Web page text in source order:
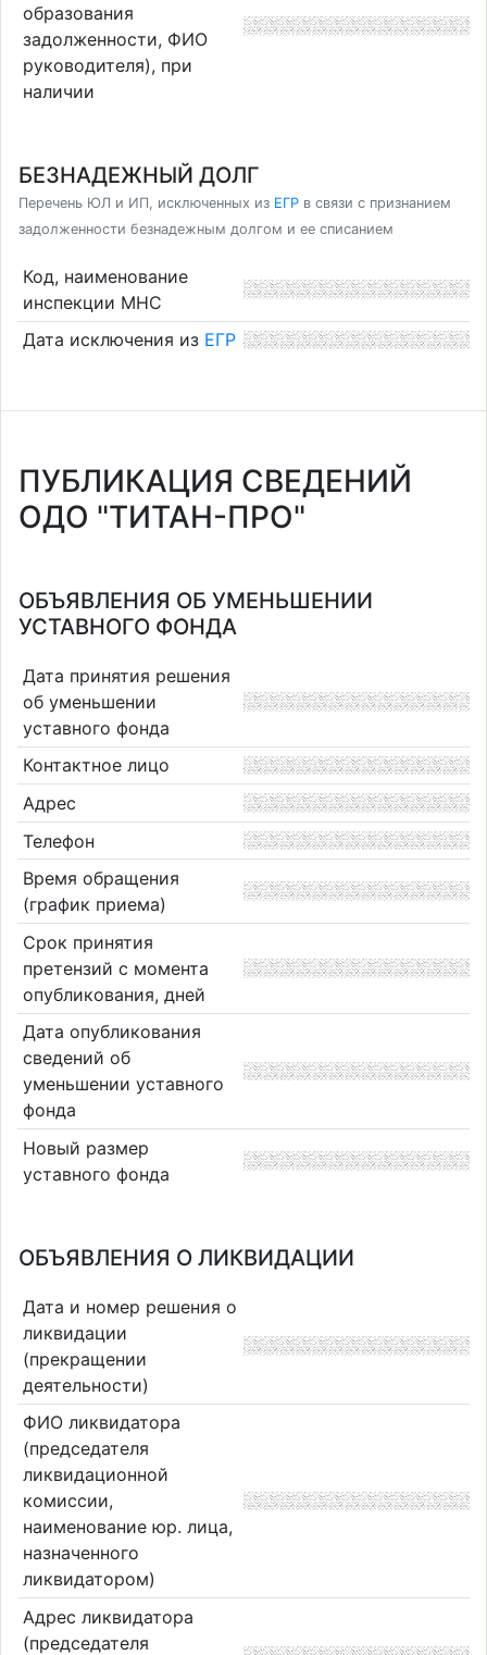
образования
задолженности, ФИО
руководителя), при
наличии
БЕЗНАДЕЖНЫЙ ДОЛГ
Перечень ЮЛ и ИП, исключенных из ЕГР в связи с признанием
задолженности безнадежным долгом и ее списанием
Код, наименование
инспекции МНС
Дата исключения из ЕГР
ПУБЛИКАЦИЯ СВЕДЕНИЙ
ОДО "ТИТАН-ПРО"
ОБЪЯВЛЕНИЯ ОБ УМЕНЬШЕНИИ
УСТАВНОГО ФОНДА
Дата принятия решения
об уменьшении
уставного фонда
Контактное лицо
Адрес
Телефон
Время обращения
(график приема)
Срок принятия
претензий с момента
опубликования, дней
Дата опубликования
сведений об
уменьшении уставного
фонда
Новый размер
уставного фонда
ОБЪЯВЛЕНИЯ О ЛИКВИДАЦИИ
Дата и номер решения о
ликвидации
(прекращении
деятельности)
ФИО ликвидатора
(председателя
ликвидационной
комиссии,
наименование юр. лица,
назначенного
ликвидатором)
Адрес ликвидатора
(председателя